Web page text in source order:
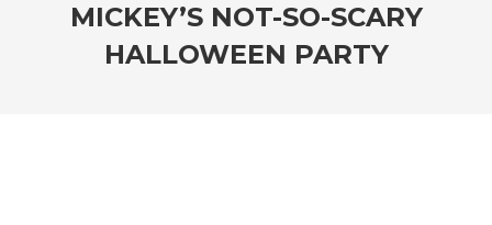
MICKEY’S NOT-SO-SCARY
HALLOWEEN PARTY